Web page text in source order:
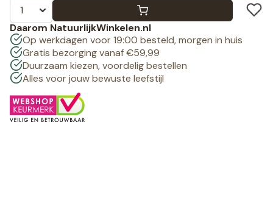
Daarom NatuurlijkWinkelen.nl
Op werkdagen voor 19:00 besteld, morgen in huis
Gratis bezorging vanaf €59,99
Duurzaam kiezen, voordelig bestellen
Alles voor jouw bewuste leefstijl